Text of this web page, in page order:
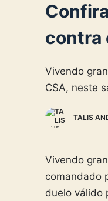
contra
Vivendo
CSA, neste
TALIS
Vivendo
comandado
duelo válido